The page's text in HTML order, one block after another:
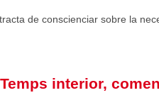
de conscienciar sobre la
interior,